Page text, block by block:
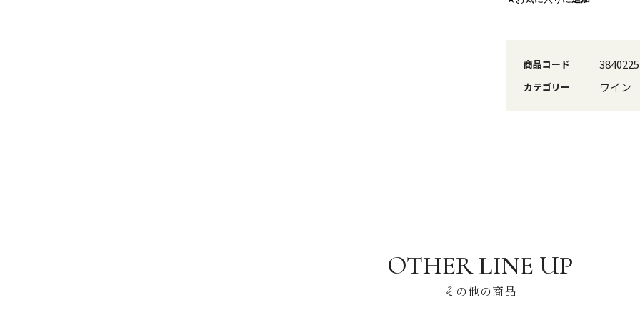
商品コード 3840225
カテゴリー ワイン
その他の商品